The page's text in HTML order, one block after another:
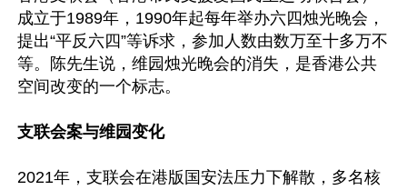
成立于1989年，1990年起每年举办六四烛光晚会，
提出“平反六四”等诉求，参加人数由数万至十多万不
等。陈先生说，维园烛光晚会的消失，是香港公共
空间改变的一个标志。
支联会案与维园变化
2021年，支联会在港版国安法压力下解散，多名核